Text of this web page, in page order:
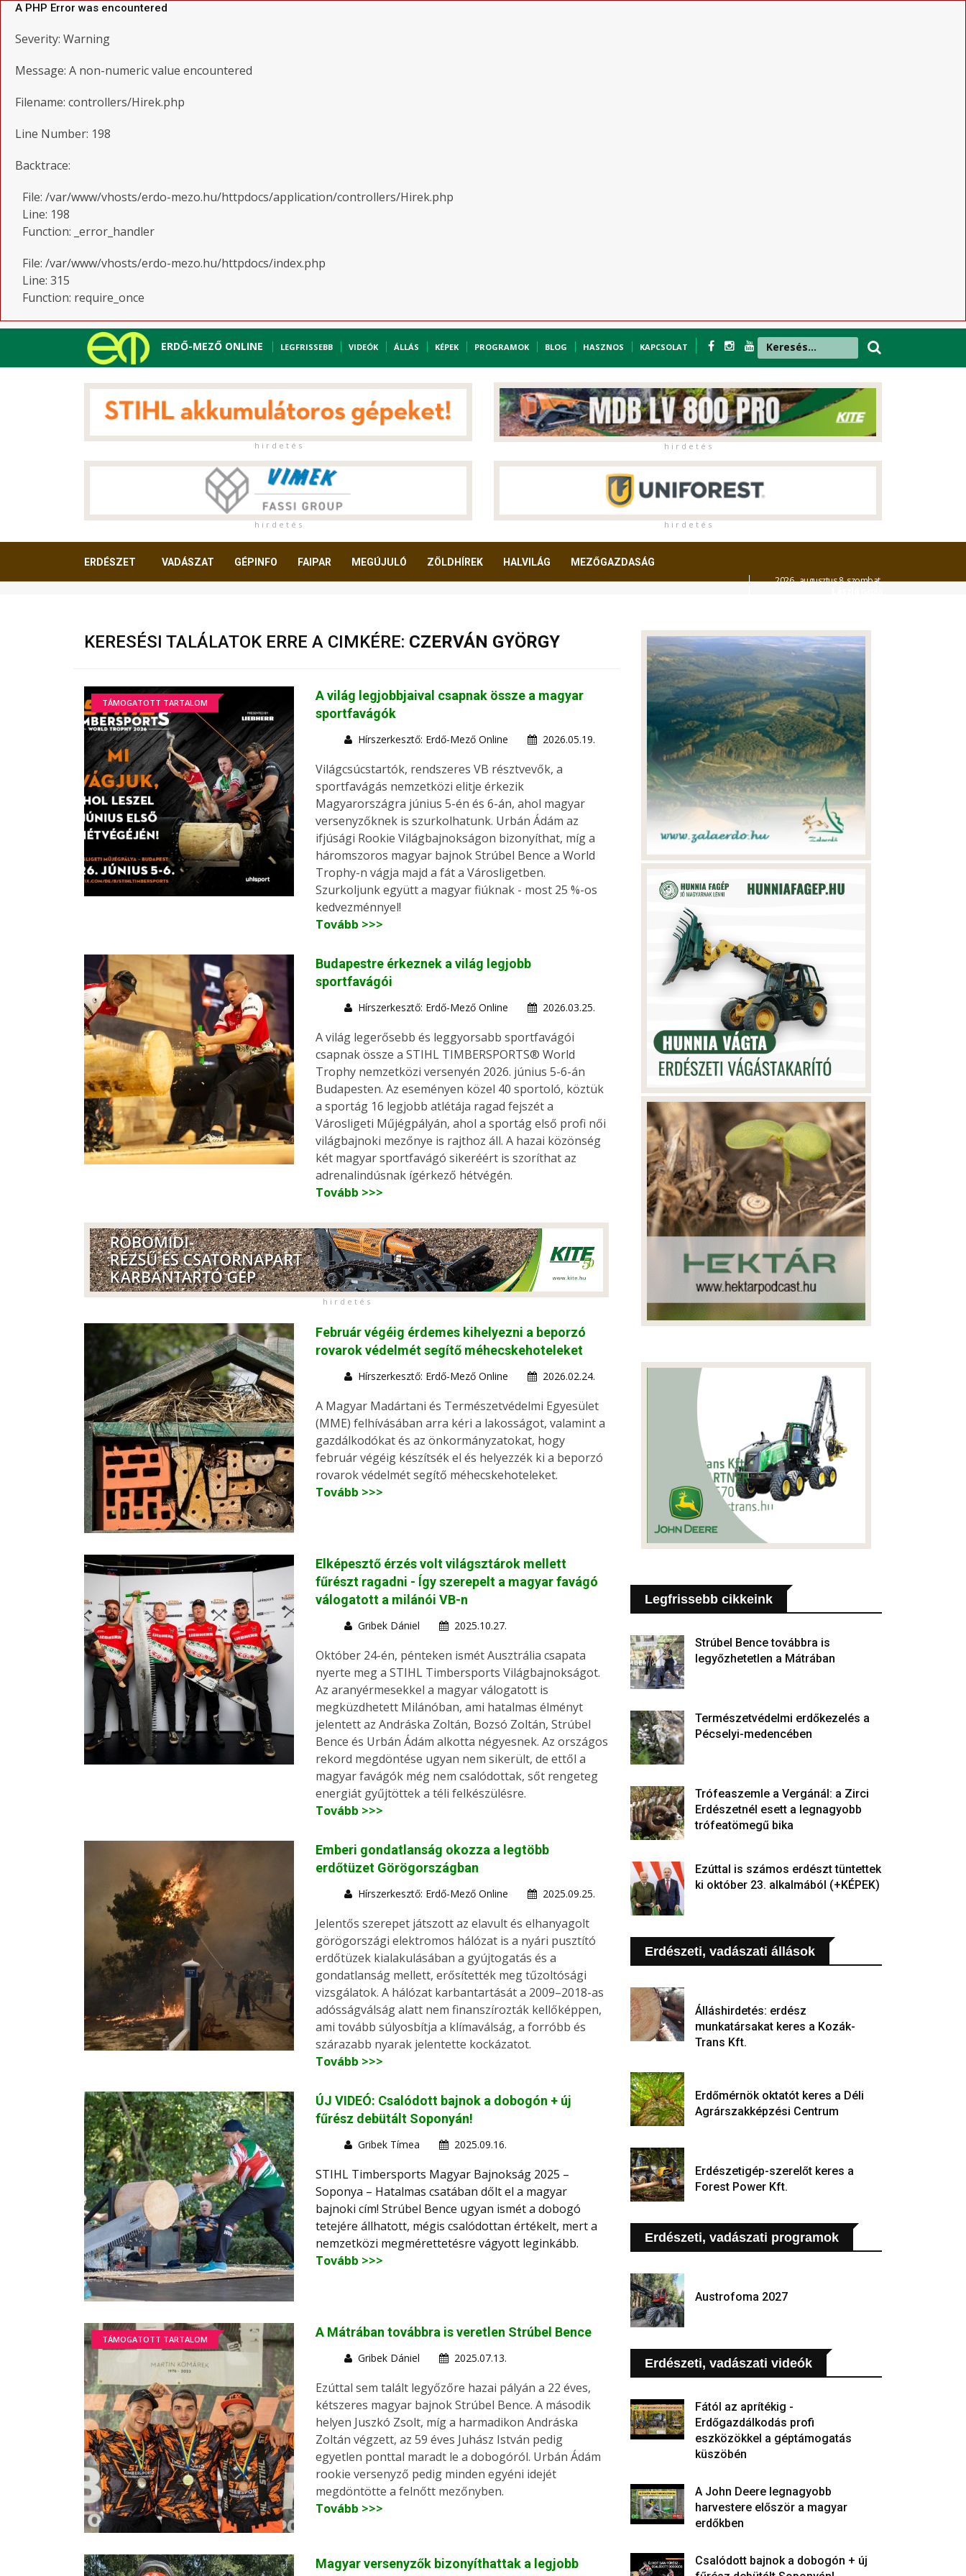
A PHP Error was encountered
Severity: Warning
Message: A non-numeric value encountered
Filename: controllers/Hirek.php
Line Number: 198
Backtrace:
File: /var/www/vhosts/erdo-mezo.hu/httpdocs/application/controllers/Hirek.php
Line: 198
Function: _error_handler
File: /var/www/vhosts/erdo-mezo.hu/httpdocs/index.php
Line: 315
Function: require_once
ERDŐ-MEZŐ ONLINE LEGFRISSEBB VIDEÓK ÁLLÁS KÉPEK PROGRAMOK BLOG HASZNOS KAPCSOLAT
h i r d e t é s h i r d e t é s
h i r d e t é s h i r d e t é s
ERDÉSZET VADÁSZAT GÉPINFO FAIPAR MEGÚJULÓ ZÖLDHÍREK HALVILÁG MEZŐGAZDASÁG
2026. augusztus 8. szombat,
KERESÉSI TALÁLATOK ERRE A CIMKÉRE: CZERVÁN GYÖRGY
TÁMOGATOTT TARTALOM
A világ legjobbjaival csapnak össze a magyar
sportfavágók
Hírszerkesztő: Erdő-Mező Online 2026.05.19.
Világcsúcstartók, rendszeres VB résztvevők, a
sportfavágás nemzetközi elitje érkezik
Magyarországra június 5-én és 6-án, ahol magyar
versenyzőknek is szurkolhatunk. Urbán Ádám az
ifjúsági Rookie Világbajnokságon bizonyíthat, míg a
háromszoros magyar bajnok Strúbel Bence a World
Trophy-n vágja majd a fát a Városligetben.
Szurkoljunk együtt a magyar fiúknak - most 25 %-os
kedvezménnyel!
Tovább >>>
Budapestre érkeznek a világ legjobb
sportfavágói
Hírszerkesztő: Erdő-Mező Online 2026.03.25.
A világ legerősebb és leggyorsabb sportfavágói
csapnak össze a STIHL TIMBERSPORTS® World
Trophy nemzetközi versenyén 2026. június 5-6-án
Budapesten. Az eseményen közel 40 sportoló, köztük
a sportág 16 legjobb atlétája ragad fejszét a
Városligeti Műjégpályán, ahol a sportág első profi női
világbajnoki mezőnye is rajthoz áll. A hazai közönség
két magyar sportfavágó sikeréért is szoríthat az
adrenalindúsnak ígérkező hétvégén.
Tovább >>>
h i r d e t é s
Február végéig érdemes kihelyezni a beporzó
rovarok védelmét segítő méhecskehoteleket
Hírszerkesztő: Erdő-Mező Online 2026.02.24.
A Magyar Madártani és Természetvédelmi Egyesület
(MME) felhívásában arra kéri a lakosságot, valamint a
gazdálkodókat és az önkormányzatokat, hogy
február végéig készítsék el és helyezzék ki a beporzó
rovarok védelmét segítő méhecskehoteleket.
Tovább >>>
Elképesztő érzés volt világsztárok mellett
fűrészt ragadni - Így szerepelt a magyar favágó
válogatott a milánói VB-n
Gribek Dániel 2025.10.27.
Október 24-én, pénteken ismét Ausztrália csapata
nyerte meg a STIHL Timbersports Világbajnokságot.
Az aranyérmesekkel a magyar válogatott is
megküzdhetett Milánóban, ami hatalmas élményt
jelentett az Andráska Zoltán, Bozsó Zoltán, Strúbel
Bence és Urbán Ádám alkotta négyesnek. Az országos
rekord megdöntése ugyan nem sikerült, de ettől a
magyar favágók még nem csalódottak, sőt rengeteg
energiát gyűjtöttek a téli felkészülésre.
Tovább >>>
Emberi gondatlanság okozza a legtöbb
erdőtüzet Görögországban
Hírszerkesztő: Erdő-Mező Online 2025.09.25.
Jelentős szerepet játszott az elavult és elhanyagolt
görögországi elektromos hálózat is a nyári pusztító
erdőtüzek kialakulásában a gyújtogatás és a
gondatlanság mellett, erősítették meg tűzoltósági
vizsgálatok. A hálózat karbantartását a 2009–2018-as
adósságválság alatt nem finanszírozták kellőképpen,
ami tovább súlyosbítja a klímaválság, a forróbb és
szárazabb nyarak jelentette kockázatot.
Tovább >>>
ÚJ VIDEÓ: Csalódott bajnok a dobogón + új
fűrész debütált Soponyán!
Gribek Tímea 2025.09.16.
STIHL Timbersports Magyar Bajnokság 2025 –
Soponya – Hatalmas csatában dőlt el a magyar
bajnoki cím! Strúbel Bence ugyan ismét a dobogó
tetejére állhatott, mégis csalódottan értékelt, mert a
nemzetközi megmérettetésre vágyott leginkább.
Tovább >>>
TÁMOGATOTT TARTALOM A Mátrában továbbra is veretlen Strúbel Bence
Gribek Dániel 2025.07.13.
Ezúttal sem talált legyőzőre hazai pályán a 22 éves,
kétszeres magyar bajnok Strúbel Bence. A második
helyen Juszkó Zsolt, míg a harmadikon Andráska
Zoltán végzett, az 59 éves Juhász István pedig
egyetlen ponttal maradt le a dobogóról. Urbán Ádám
rookie versenyző pedig minden egyéni idejét
megdöntötte a felnőtt mezőnyben.
Tovább >>>
Magyar versenyzők bizonyíthattak a legjobb
Legfrissebb cikkeink
Strúbel Bence továbbra is
legyőzhetetlen a Mátrában
Természetvédelmi erdőkezelés a
Pécselyi-medencében
Trófeaszemle a Vergánál: a Zirci
Erdészetnél esett a legnagyobb
trófeatömegű bika
Ezúttal is számos erdészt tüntettek
ki október 23. alkalmából (+KÉPEK)
Erdészeti, vadászati állások
Álláshirdetés: erdész
munkatársakat keres a Kozák-
Trans Kft.
Erdőmérnök oktatót keres a Déli
Agrárszakképzési Centrum
Erdészetigép-szerelőt keres a
Forest Power Kft.
Erdészeti, vadászati programok
Austrofoma 2027
Erdészeti, vadászati videók
Fától az aprítékig -
Erdőgazdálkodás profi
eszközökkel a géptámogatás
küszöbén
A John Deere legnagyobb
harvestere először a magyar
erdőkben
Csalódott bajnok a dobogón + új